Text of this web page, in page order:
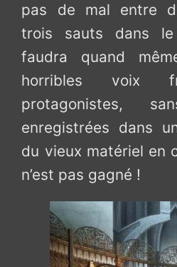
pas de mal entre
trois sauts dans
faudra quand
horribles voix
protagonistes,
enregistrées dans
du vieux matériel en
n’est pas gagné !